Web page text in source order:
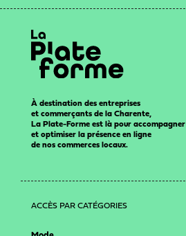
À destination des entreprises
et commerçants de la Charente,
La Plate-Forme est là pour accompagner
et optimiser la présence en ligne
de nos commerces locaux.
ACCÈS PAR CATÉGORIES